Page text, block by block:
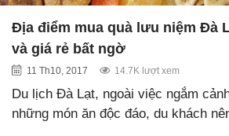
Địa điểm mua quà lưu niệm Đà
và giá rẻ bất ngờ
11 Th10, 2017 14.7K lượt xem
Du lịch Đà Lạt, ngoài việc ngắm
những món ăn độc đáo, du khách